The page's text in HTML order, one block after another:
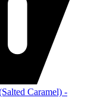
Caramel) -